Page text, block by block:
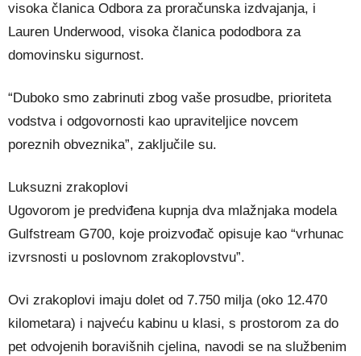
visoka članica Odbora za proračunska izdvajanja, i
Lauren Underwood, visoka članica pododbora za
domovinsku sigurnost.
“Duboko smo zabrinuti zbog vaše prosudbe, prioriteta
vodstva i odgovornosti kao upraviteljice novcem
poreznih obveznika”, zaključile su.
Luksuzni zrakoplovi
Ugovorom je predviđena kupnja dva mlažnjaka modela
Gulfstream G700, koje proizvođač opisuje kao “vrhunac
izvrsnosti u poslovnom zrakoplovstvu”.
Ovi zrakoplovi imaju dolet od 7.750 milja (oko 12.470
kilometara) i najveću kabinu u klasi, s prostorom za do
pet odvojenih boravišnih cjelina, navodi se na službenim